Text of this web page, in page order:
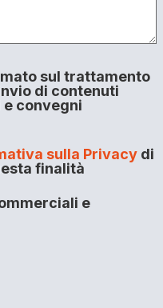
sul trattamento
di contenuti
convegni
sulla Privacydi
finalità
e